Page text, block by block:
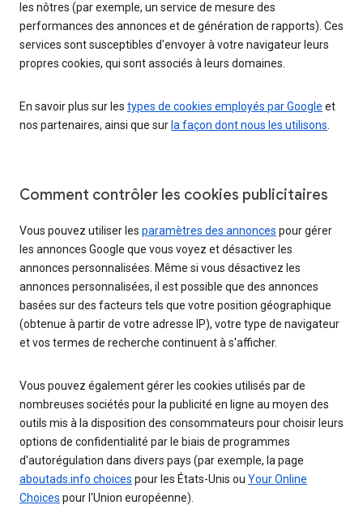
les nôtres (par exemple, un service de mesure des
performances des annonces et de génération de rapports). Ces
services sont susceptibles d'envoyer à votre navigateur leurs
propres cookies, qui sont associés à leurs domaines.
En savoir plus sur les types de cookies employés par Google et
nos partenaires, ainsi que sur la façon dont nous les utilisons.
Comment contrôler les cookies publicitaires
Vous pouvez utiliser les paramètres des annonces pour gérer
les annonces Google que vous voyez et désactiver les
annonces personnalisées. Même si vous désactivez les
annonces personnalisées, il est possible que des annonces
basées sur des facteurs tels que votre position géographique
(obtenue à partir de votre adresse IP), votre type de navigateur
et vos termes de recherche continuent à s'afficher.
Vous pouvez également gérer les cookies utilisés par de
nombreuses sociétés pour la publicité en ligne au moyen des
outils mis à la disposition des consommateurs pour choisir leurs
options de confidentialité par le biais de programmes
d'autorégulation dans divers pays (par exemple, la page
aboutads.info choices pour les États-Unis ou Your Online
Choices pour l'Union européenne).